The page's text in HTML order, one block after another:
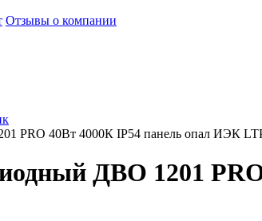
Отзывы о компании
PRO 40Вт 4000К IP54 панель опал ИЭК
ДВО 1201